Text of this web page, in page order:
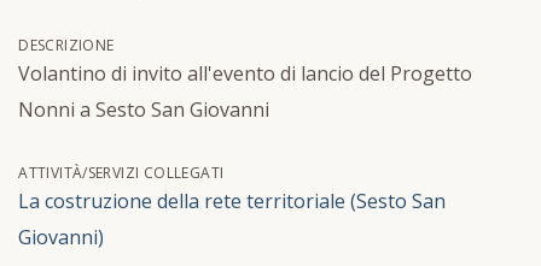
DESCRIZIONE
Volantino di invito all'evento di lancio del Progetto
Nonni a Sesto San Giovanni
ATTIVITÀ/SERVIZI COLLEGATI
La costruzione della rete territoriale (Sesto San
Giovanni)